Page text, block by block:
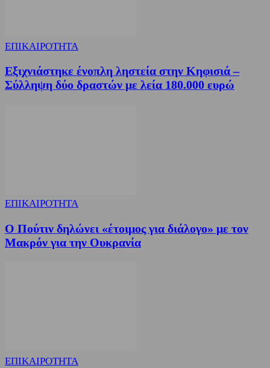
ΕΠΙΚΑΙΡΟΤΗΤΑ
Εξιχνιάστηκε ένοπλη ληστεία στην Κηφισιά –
Σύλληψη δύο δραστών με λεία 180.000 ευρώ
ΕΠΙΚΑΙΡΟΤΗΤΑ
Ο Πούτιν δηλώνει «έτοιμος για διάλογο» με τον
Μακρόν για την Ουκρανία
ΕΠΙΚΑΙΡΟΤΗΤΑ